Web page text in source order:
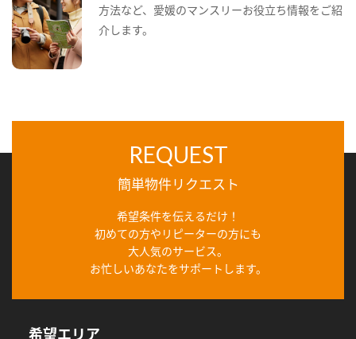
方法など、愛媛のマンスリーお役立ち情報をご紹
介します。
REQUEST
簡単物件リクエスト
希望条件を伝えるだけ！
初めての方やリピーターの方にも
大人気のサービス。
お忙しいあなたをサポートします。
希望エリア